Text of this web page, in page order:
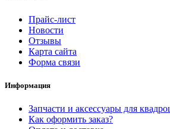
Прайс-лист
Новости
Отзывы
Карта сайта
Форма связи
Информация
Запчасти и аксессуары для
Как оформить заказ?